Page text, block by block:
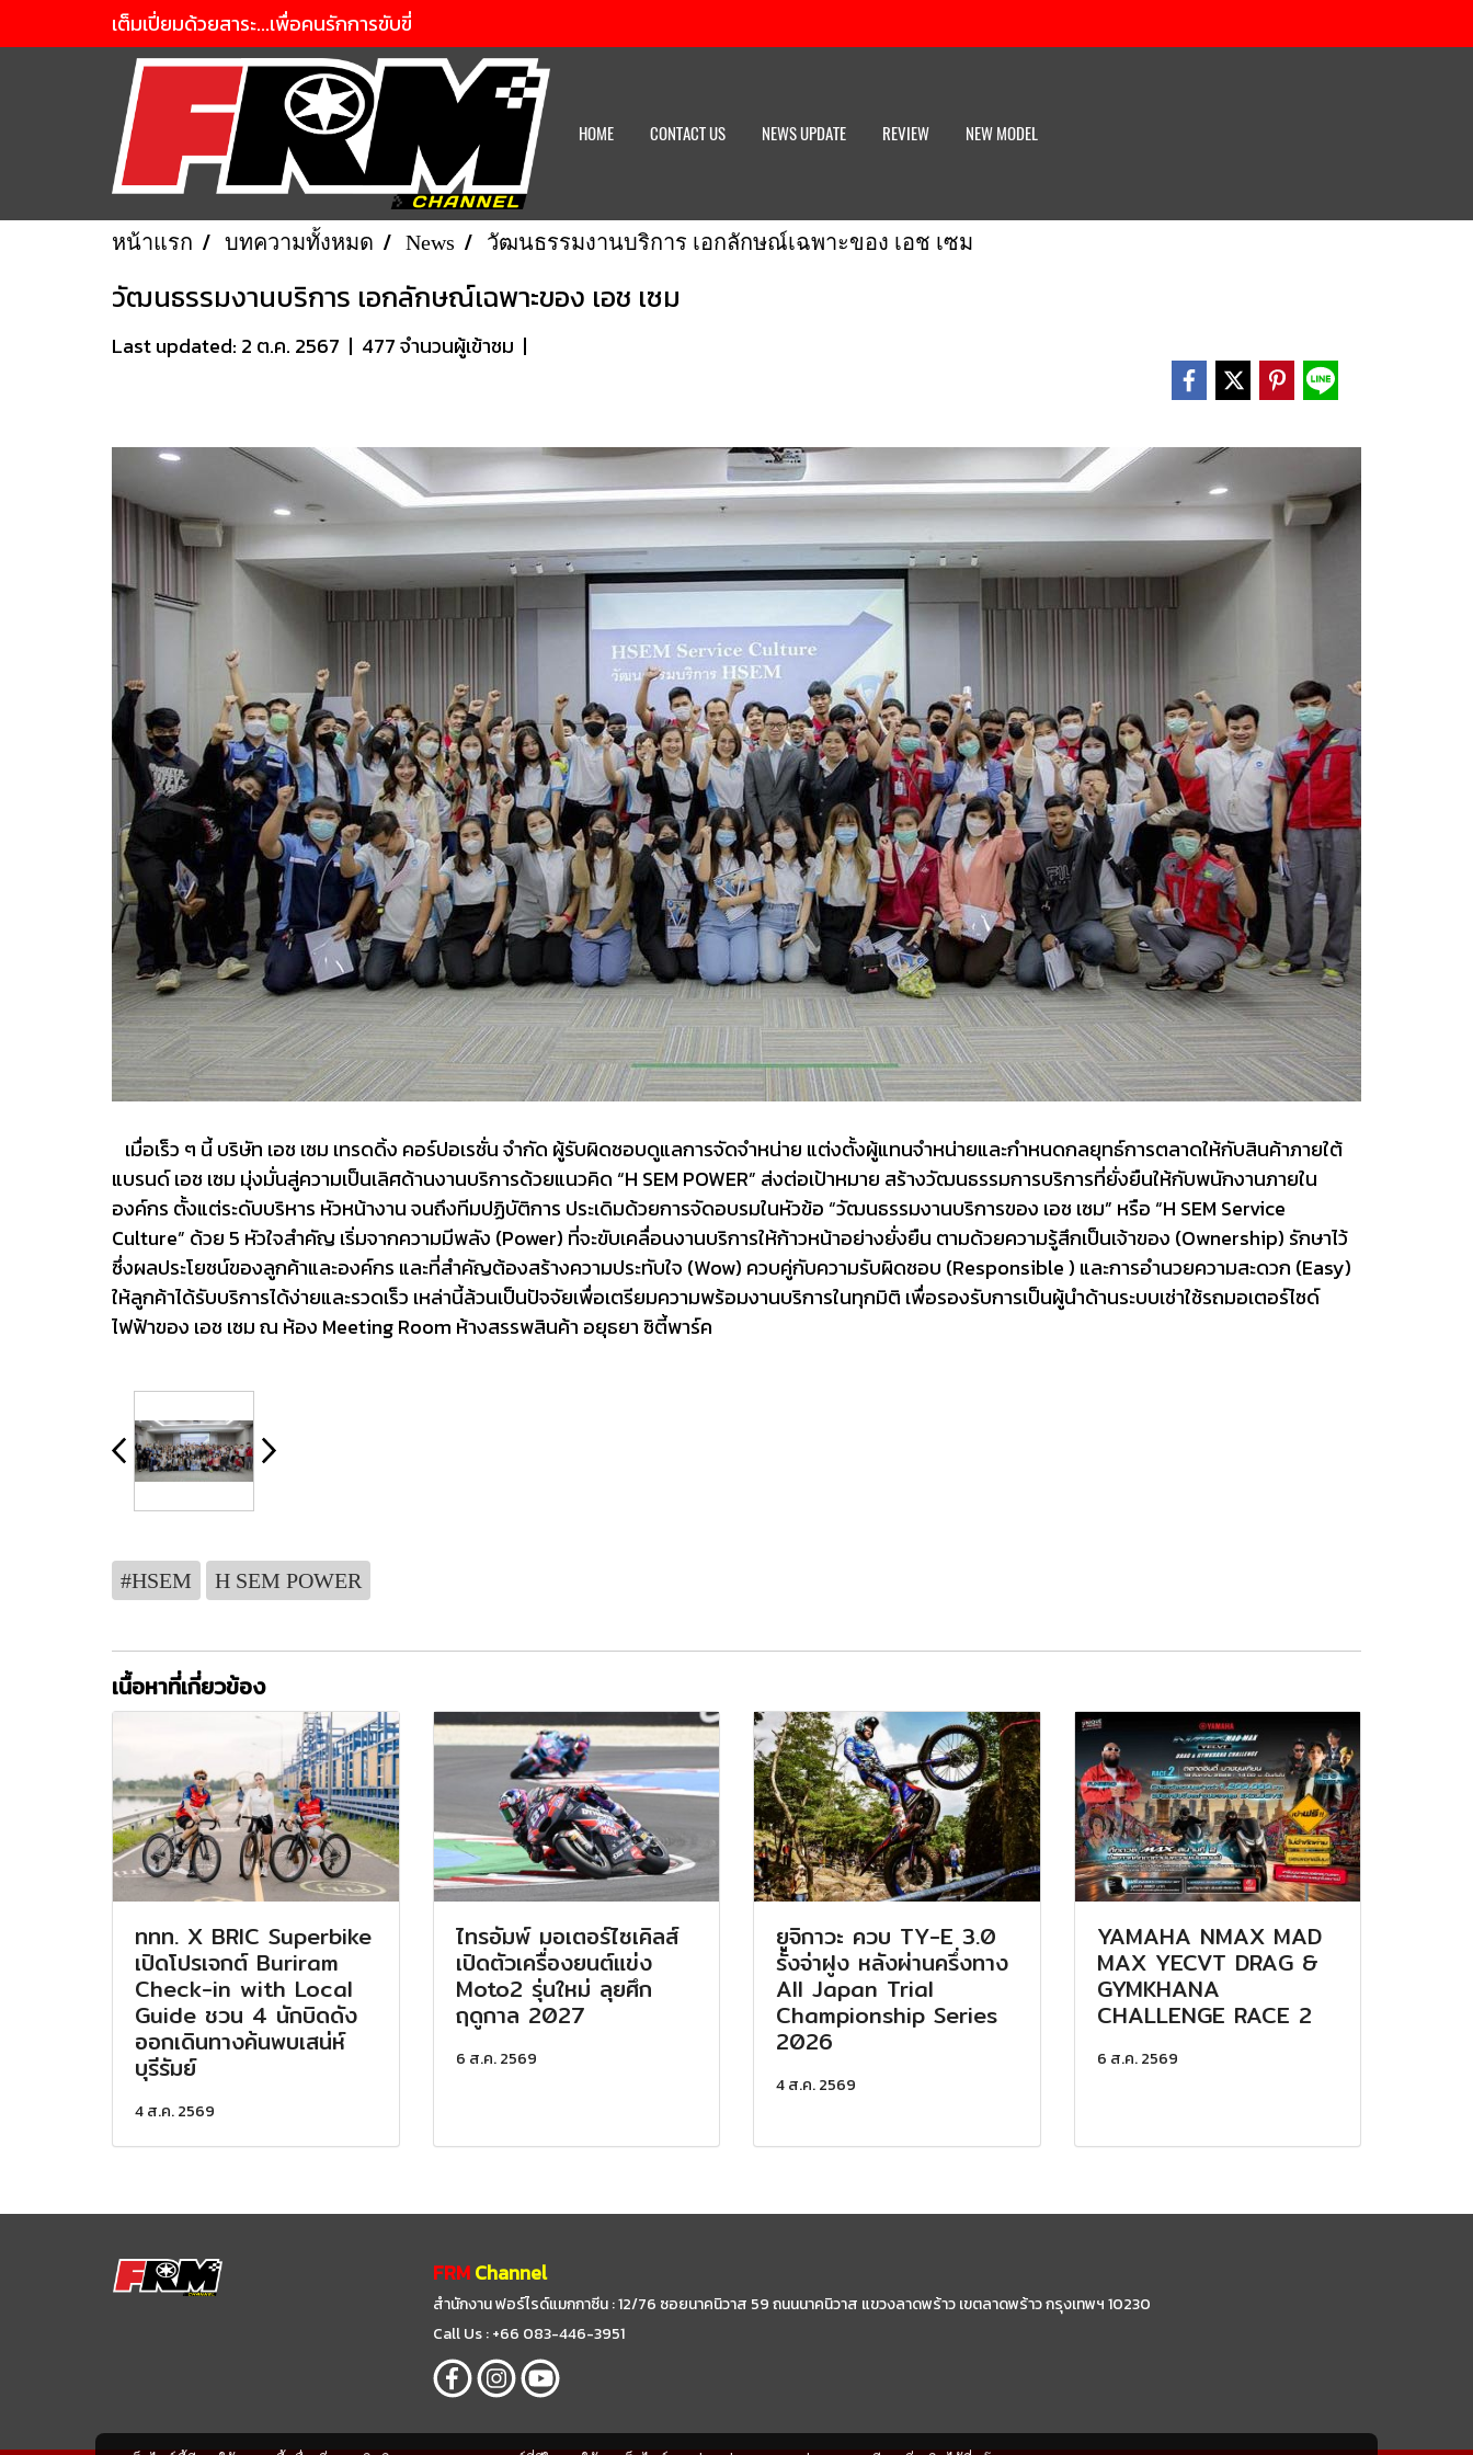
เต็มเปี่ยมด้วยสาระ...เพื่อคนรักการขับขี่
HOME CONTACT US NEWS UPDATE REVIEW NEW MODEL
หน้าแรก บทความทั้งหมด News วัฒนธรรมงานบริการ เอกลักษณ์เฉพาะของ เอช เซม
วัฒนธรรมงานบริการ เอกลักษณ์เฉพาะของ เอช เซม
Last updated: 2 ต.ค. 2567 | 477 จำนวนผู้เข้าชม |
เมื่อเร็ว ๆ นี้ บริษัท เอช เซม เทรดดิ้ง คอร์ปอเรชั่น จำกัด ผู้รับผิดชอบดูแลการจัดจำหน่าย แต่งตั้งผู้แทนจำหน่ายและกำหนดกลยุทธ์การตลาดให้กับสินค้าภายใต้
แบรนด์ เอช เซม มุ่งมั่นสู่ความเป็นเลิศด้านงานบริการด้วยแนวคิด “H SEM POWER” ส่งต่อเป้าหมาย สร้างวัฒนธรรมการบริการที่ยั่งยืนให้กับพนักงานภายใน
องค์กร ตั้งแต่ระดับบริหาร หัวหน้างาน จนถึงทีมปฏิบัติการ ประเดิมด้วยการจัดอบรมในหัวข้อ “วัฒนธรรมงานบริการของ เอช เซม” หรือ “H SEM Service
Culture” ด้วย 5 หัวใจสำคัญ เริ่มจากความมีพลัง (Power) ที่จะขับเคลื่อนงานบริการให้ก้าวหน้าอย่างยั่งยืน ตามด้วยความรู้สึกเป็นเจ้าของ (Ownership) รักษาไว้
ซึ่งผลประโยชน์ของลูกค้าและองค์กร และที่สำคัญต้องสร้างความประทับใจ (Wow) ควบคู่กับความรับผิดชอบ (Responsible ) และการอำนวยความสะดวก (Easy)
ให้ลูกค้าได้รับบริการได้ง่ายและรวดเร็ว เหล่านี้ล้วนเป็นปัจจัยเพื่อเตรียมความพร้อมงานบริการในทุกมิติ เพื่อรองรับการเป็นผู้นำด้านระบบเช่าใช้รถมอเตอร์ไซด์
ไฟฟ้าของ เอช เซม ณ ห้อง Meeting Room ห้างสรรพสินค้า อยุธยา ซิตี้พาร์ค
#HSEM H SEM POWER
เนื้อหาที่เกี่ยวข้อง
ททท. X BRIC Superbike
เปิดโปรเจกต์ Buriram
Check-in with Local
Guide ชวน 4 นักบิดดัง
ออกเดินทางค้นพบเสน่ห์
บุรีรัมย์
4 ส.ค. 2569
ไทรอัมพ์ มอเตอร์ไซเคิลส์
เปิดตัวเครื่องยนต์แข่ง
Moto2 รุ่นใหม่ ลุยศึก
ฤดูกาล 2027
6 ส.ค. 2569
ยูจิกาวะ ควบ TY-E 3.0
รั้งจ่าฝูง หลังผ่านครึ่งทาง
All Japan Trial
Championship Series
2026
4 ส.ค. 2569
YAMAHA NMAX MAD
MAX YECVT DRAG &
GYMKHANA
CHALLENGE RACE 2
6 ส.ค. 2569
FRM Channel
สำนักงาน ฟอร์ไรด์แมกกาซีน : 12/76 ซอยนาคนิวาส 59ถนนนาคนิวาส แขวงลาดพร้าว เขตลาดพร้าว กรุงเทพฯ 10230
Call Us : +66 083-446-3951